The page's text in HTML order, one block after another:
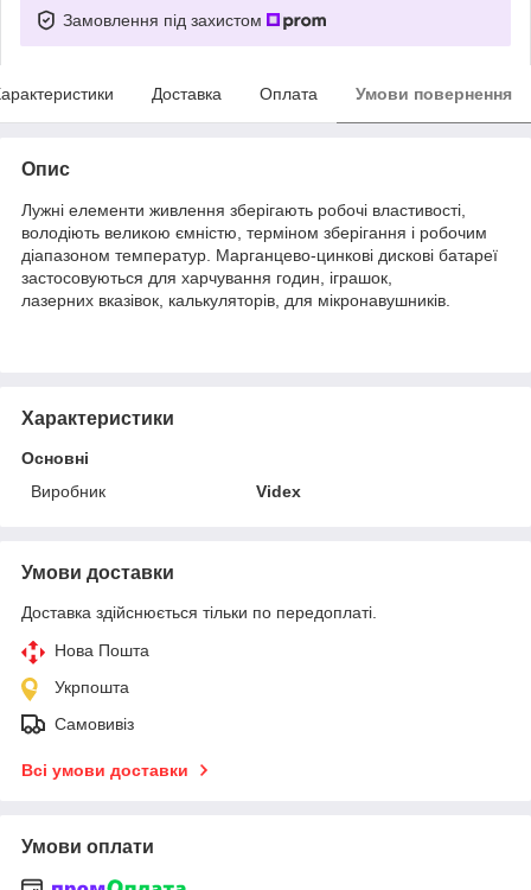
Замовлення під захистом
Доставка Оплата Умови повернення
Опис
Лужні елементи живлення зберігають робочі властивості,
володіють великою ємністю, терміном зберігання і робочим
діапазоном температур. Марганцево-цинкові дискові батареї
застосовуються для харчування годин, іграшок,
лазерних вказівок, калькуляторів, для мікронавушників.
Характеристики
Основні
Виробник
Videx
Умови доставки
Доставка здійснюється тільки по передоплаті.
Нова Пошта
Укрпошта
Самовивіз
Всі умови доставки
Умови оплати